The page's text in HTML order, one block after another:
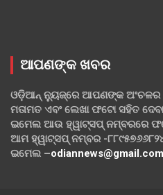
ଆପଣଙ୍କ ଖବର
ଓଡ଼ିଆନ୍ ନ୍ୟୁଜ୍‌ରେ ଆପଣଙ୍କ ଅଂଚଳର
ମତାମତ ଏବଂ ଲେଖା ଫଟୋ ସହିତ
ଇମେଲ ଆଉ ହ୍ୱାଟ୍‌ସପ୍ ନମ୍ବରରେ
ଆମ ହ୍ୱାଟ୍‌ସପ୍ ନମ୍ବର -
ଇମେଲ –odiannews@gmail.com